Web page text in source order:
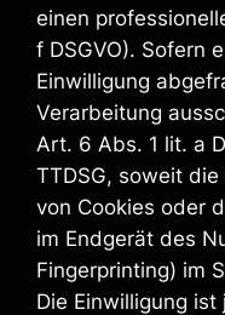
einen
f DSGVO). Sofern
Einwilligung
Verarbeitung
Art. 6 Abs. 1 lit. a
TTDSG, soweit
von Cookies oder
im Endgerät des
Fingerprinting) im
Die Einwilligung